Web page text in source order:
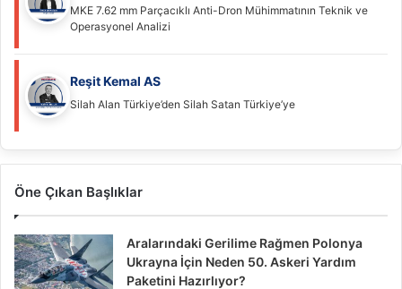
MKE 7.62 mm Parçacıklı Anti-Dron Mühimmatının Teknik ve
Operasyonel Analizi
Reşit Kemal AS
Silah Alan Türkiye’den Silah Satan Türkiye’ye
Öne Çıkan Başlıklar
Aralarındaki Gerilime Rağmen Polonya
Ukrayna İçin Neden 50. Askeri Yardım
Paketini Hazırlıyor?